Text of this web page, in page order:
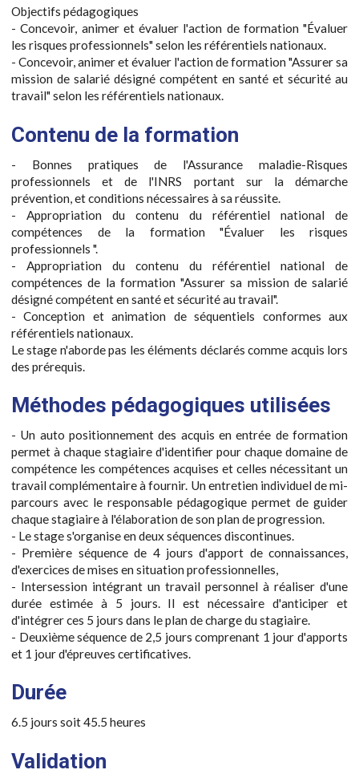
Objectifs pédagogiques
- Concevoir, animer et évaluer l'action de formation "Évaluer
les risques professionnels" selon les référentiels nationaux.
- Concevoir, animer et évaluer l'action de formation "Assurer sa
mission de salarié désigné compétent en santé et sécurité au
travail" selon les référentiels nationaux.
Contenu de la formation
- Bonnes pratiques de l'Assurance maladie-Risques
professionnels et de l'INRS portant sur la démarche
prévention, et conditions nécessaires à sa réussite.
- Appropriation du contenu du référentiel national de
compétences de la formation "Évaluer les risques
professionnels ".
- Appropriation du contenu du référentiel national de
compétences de la formation "Assurer sa mission de salarié
désigné compétent en santé et sécurité au travail".
- Conception et animation de séquentiels conformes aux
référentiels nationaux.
Le stage n'aborde pas les éléments déclarés comme acquis lors
des prérequis.
Méthodes pédagogiques utilisées
- Un auto positionnement des acquis en entrée de formation
permet à chaque stagiaire d'identifier pour chaque domaine de
compétence les compétences acquises et celles nécessitant un
travail complémentaire à fournir. Un entretien individuel de mi-
parcours avec le responsable pédagogique permet de guider
chaque stagiaire à l'élaboration de son plan de progression.
- Le stage s'organise en deux séquences discontinues.
- Première séquence de 4 jours d'apport de connaissances,
d'exercices de mises en situation professionnelles,
- Intersession intégrant un travail personnel à réaliser d'une
durée estimée à 5 jours. Il est nécessaire d'anticiper et
d'intégrer ces 5 jours dans le plan de charge du stagiaire.
- Deuxième séquence de 2,5 jours comprenant 1 jour d'apports
et 1 jour d'épreuves certificatives.
Durée
6.5 jours soit 45.5 heures
Validation